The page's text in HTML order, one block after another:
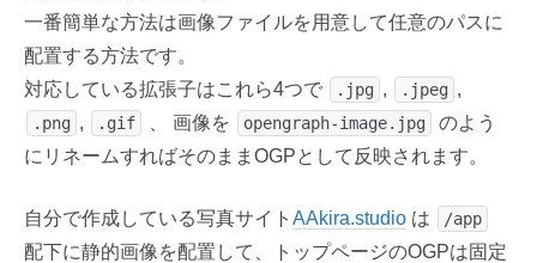
一番簡単な方法は画像ファイルを用意して任意のパスに
配置する方法です。
対応している拡張子はこれら4つで
.jpg , .jpeg ,
.png , .gif 、 画像を opengraph-image.jpg
のよう
にリネームすればそのままOGPとして反映されます。
自分で作成している写真サイト AAkira.studio は /app
配下に静的画像を配置して、トップページのOGPは固定